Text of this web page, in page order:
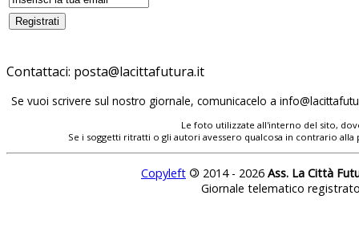
Contattaci:
Se vuoi scrivere sul nostro giornale, comunicacelo a
Le foto utilizzate all'interno del sito,
Se i soggetti ritratti o gli autori avessero qualcosa in contrario
Copyleft © 2014 - 2026 Ass. La Città
Giornale telematico